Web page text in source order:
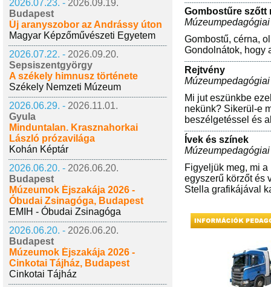
2026.07.23. - 2026.09.19.
Budapest
Új aranyszobor az Andrássy úton
Magyar Képzőművészeti Egyetem
2026.07.22. - 2026.09.20.
Sepsiszentgyörgy
A székely himnusz története
Székely Nemzeti Múzeum
2026.06.29. - 2026.11.01.
Gyula
Minduntalan. Krasznahorkai
László prózavilága
Kohán Képtár
2026.06.20. - 2026.06.20.
Budapest
Múzeumok Éjszakája 2026 -
Óbudai Zsinagóga, Budapest
EMIH - Óbudai Zsinagóga
2026.06.20. - 2026.06.20.
Budapest
Múzeumok Éjszakája 2026 -
Cinkotai Tájház, Budapest
Cinkotai Tájház
Gombostűre szőtt
Gombostű, cérna,
Gondolnátok, hogy
Rejtvény
Mi jut eszünkbe
nekünk? Sikerül-e
beszélgetéssel és
Ívek és színek
Figyeljük meg, mi
egyszerű körzőt és
Stella grafikájával